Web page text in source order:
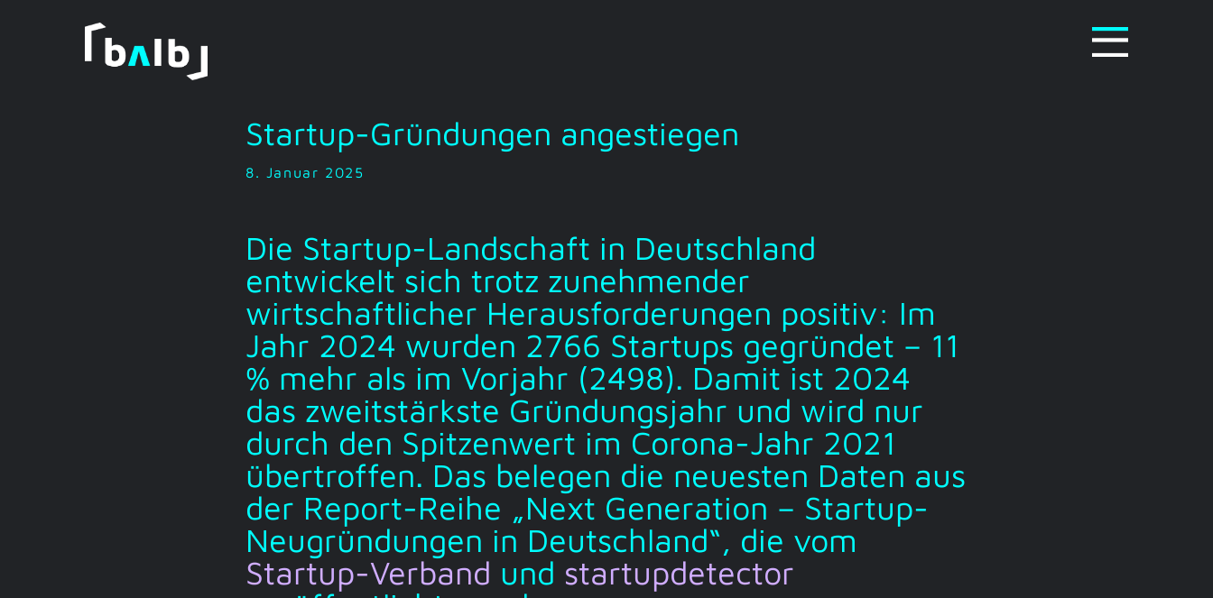
Startup-Gründungen angestiegen
8. Januar 2025
Die Startup-Landschaft in Deutschland
entwickelt sich trotz zunehmender
wirtschaftlicher Herausforderungen positiv: Im
Jahr 2024 wurden 2766 Startups gegründet – 11
% mehr als im Vorjahr (2498). Damit ist 2024
das zweitstärkste Gründungsjahr und wird nur
durch den Spitzenwert im Corona-Jahr 2021
übertroffen. Das belegen die neuesten Daten aus
der Report-Reihe „Next Generation – Startup-
Neugründungen in Deutschland“, die vom
Startup-Verband und startupdetector